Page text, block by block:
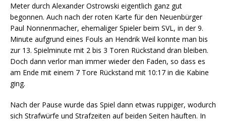
Meter durch Alexander Ostrowski eigentlich ganz gut
begonnen. Auch nach der roten Karte für den Neuenbürger
Paul Nonnenmacher, ehemaliger Spieler beim SVL, in der 9.
Minute aufgrund eines Fouls an Hendrik Weil konnte man bis
zur 13. Spielminute mit 2 bis 3 Toren Rückstand dran bleiben.
Doch dann verlor man immer wieder den Faden, so dass es
am Ende mit einem 7 Tore Rückstand mit 10:17 in die Kabine
ging.
Nach der Pause wurde das Spiel dann etwas ruppiger, wodurch
sich Strafwürfe und Strafzeiten auf beiden Seiten häuften. In